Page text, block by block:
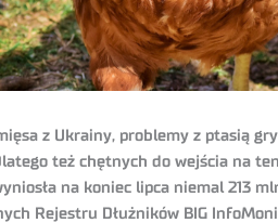
z Ukrainy, problemy z ptasią
też chętnych do wejścia na
na koniec lipca niemal 213
Rejestru Dłużników BIG